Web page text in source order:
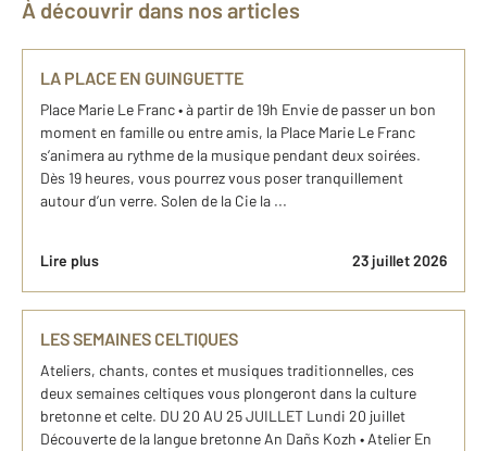
À découvrir dans nos articles
LA PLACE EN GUINGUETTE
Place Marie Le Franc • à partir de 19h Envie de passer un bon
moment en famille ou entre amis, la Place Marie Le Franc
s’animera au rythme de la musique pendant deux soirées.
Dès 19 heures, vous pourrez vous poser tranquillement
autour d’un verre. Solen de la Cie la ...
Lire plus 23 juillet 2026
LES SEMAINES CELTIQUES
Ateliers, chants, contes et musiques traditionnelles, ces
deux semaines celtiques vous plongeront dans la culture
bretonne et celte. DU 20 AU 25 JUILLET Lundi 20 juillet
Découverte de la langue bretonne An Dañs Kozh • Atelier En